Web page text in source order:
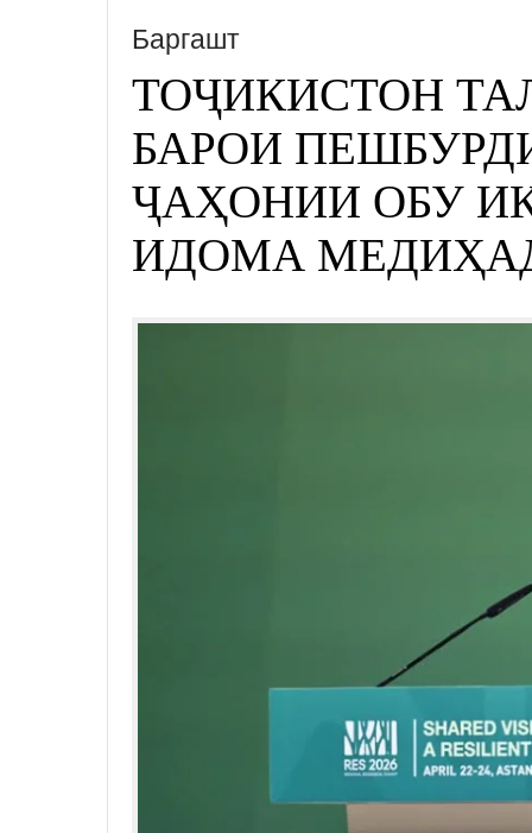
Баргашт
ТОҶИКИСТОН
БАРОИ
ҶАҲОНИИ ОБУ
ИДОМА